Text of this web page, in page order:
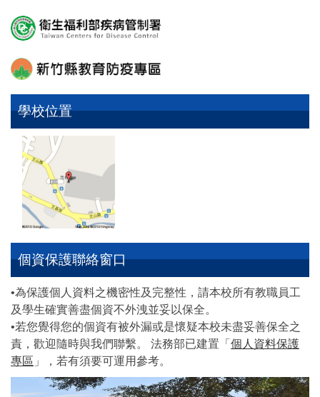
學校位置
個資保護聯絡窗口
•為保護個人資料之機密性及完整性，請本校所有教職員工
及學生確實善盡個資不外洩並妥以保全。
•若您覺得您的個資有被外漏或是懷疑本校未盡妥善保全之
責，歡迎隨時與我們聯繫。 法務部已建置「 個人資料保護
專區 」，若有須要可運用參考。